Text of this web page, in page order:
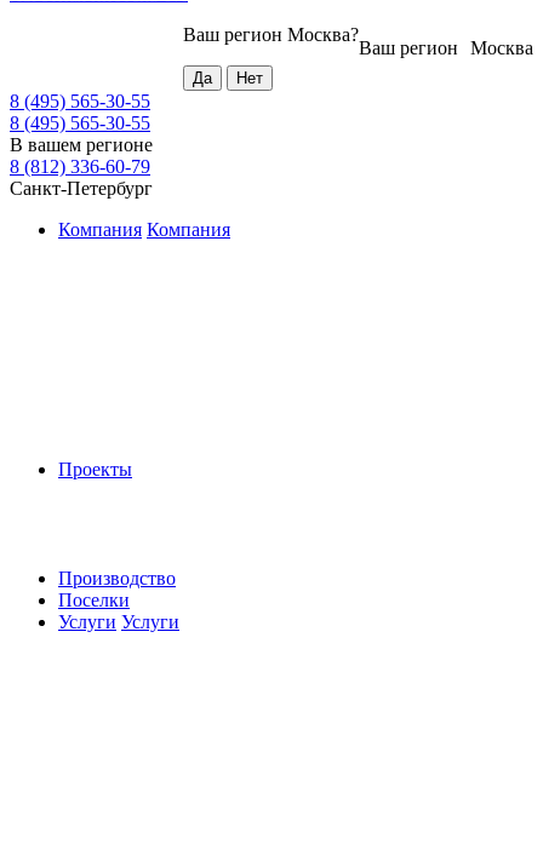
Москва
Ваш регион
Ваш регион Москва?
8 (495) 565-30-55
8 (495) 565-30-55
В вашем регионе
8 (812) 336-60-79
Санкт-Петербург
Компания Компания
Проекты
Производство
Поселки
Услуги Услуги